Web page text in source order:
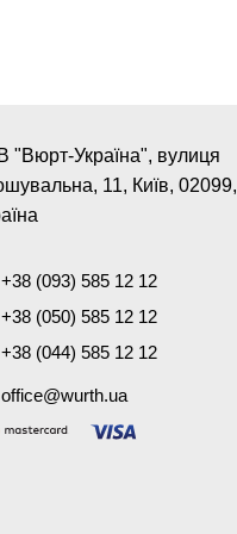
"Вюрт-Україна", вулиця
11, Київ, 02099,
+38 (093) 585 12 12
+38 (050) 585 12 12
+38 (044) 585 12 12
office@wurth.ua